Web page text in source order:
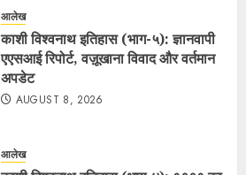
आलेख
काशी विश्वनाथ इतिहास (भाग-५): ज्ञानवापी
एएसआई रिपोर्ट, वज़ूखाना विवाद और वर्तमान
अपडेट
AUGUST 8, 2026
आलेख